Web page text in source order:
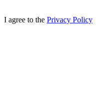
I agree to the Privacy Policy